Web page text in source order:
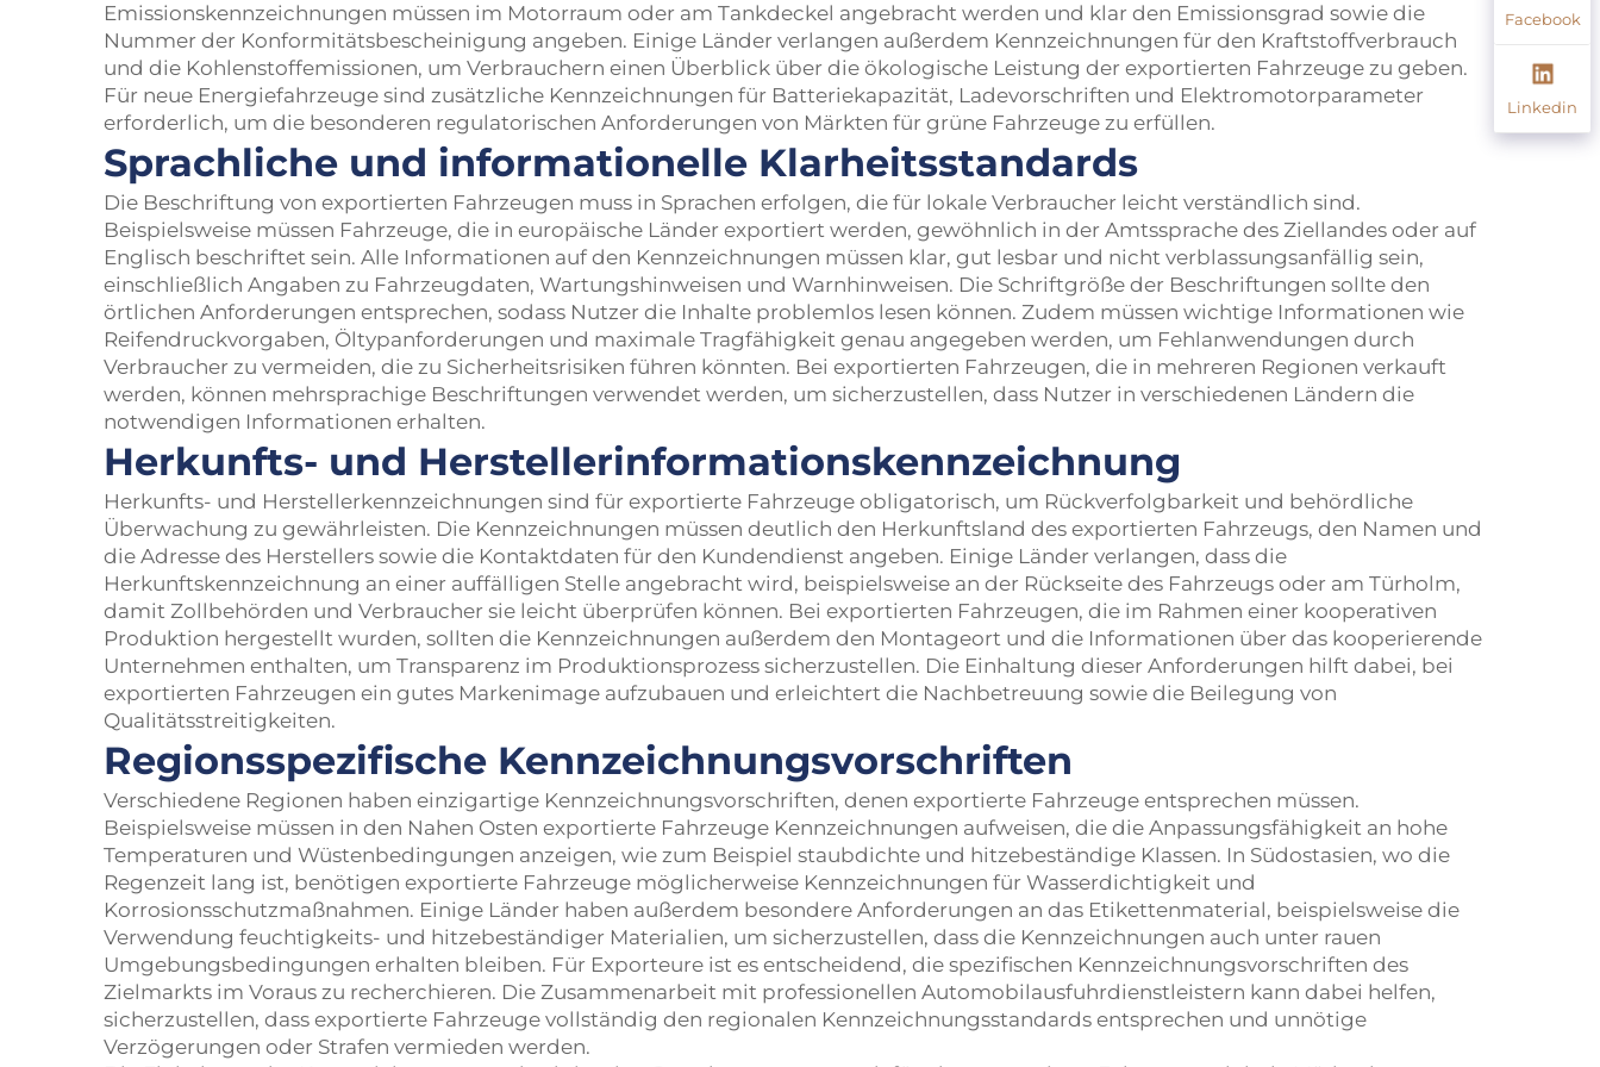
Emissionskennzeichnungen müssen im Motorraum oder am Tankdeckel angebracht werden und klar den Emissionsgrad sowie die
Nummer der Konformitätsbescheinigung angeben. Einige Länder verlangen außerdem Kennzeichnungen für den Kraftstoffverbrauch
und die Kohlenstoffemissionen, um Verbrauchern einen Überblick über die ökologische Leistung der exportierten Fahrzeuge zu geben.
Für neue Energiefahrzeuge sind zusätzliche Kennzeichnungen für Batteriekapazität, Ladevorschriften und Elektromotorparameter
erforderlich, um die besonderen regulatorischen Anforderungen von Märkten für grüne Fahrzeuge zu erfüllen.
Sprachliche und informationelle Klarheitsstandards
Die Beschriftung von exportierten Fahrzeugen muss in Sprachen erfolgen, die für lokale Verbraucher leicht verständlich sind.
Beispielsweise müssen Fahrzeuge, die in europäische Länder exportiert werden, gewöhnlich in der Amtssprache des Ziellandes oder auf
Englisch beschriftet sein. Alle Informationen auf den Kennzeichnungen müssen klar, gut lesbar und nicht verblassungsanfällig sein,
einschließlich Angaben zu Fahrzeugdaten, Wartungshinweisen und Warnhinweisen. Die Schriftgröße der Beschriftungen sollte den
örtlichen Anforderungen entsprechen, sodass Nutzer die Inhalte problemlos lesen können. Zudem müssen wichtige Informationen wie
Reifendruckvorgaben, Öltypanforderungen und maximale Tragfähigkeit genau angegeben werden, um Fehlanwendungen durch
Verbraucher zu vermeiden, die zu Sicherheitsrisiken führen könnten. Bei exportierten Fahrzeugen, die in mehreren Regionen verkauft
werden, können mehrsprachige Beschriftungen verwendet werden, um sicherzustellen, dass Nutzer in verschiedenen Ländern die
notwendigen Informationen erhalten.
Herkunfts- und Herstellerinformationskennzeichnung
Herkunfts- und Herstellerkennzeichnungen sind für exportierte Fahrzeuge obligatorisch, um Rückverfolgbarkeit und behördliche
Überwachung zu gewährleisten. Die Kennzeichnungen müssen deutlich den Herkunftsland des exportierten Fahrzeugs, den Namen und
die Adresse des Herstellers sowie die Kontaktdaten für den Kundendienst angeben. Einige Länder verlangen, dass die
Herkunftskennzeichnung an einer auffälligen Stelle angebracht wird, beispielsweise an der Rückseite des Fahrzeugs oder am Türholm,
damit Zollbehörden und Verbraucher sie leicht überprüfen können. Bei exportierten Fahrzeugen, die im Rahmen einer kooperativen
Produktion hergestellt wurden, sollten die Kennzeichnungen außerdem den Montageort und die Informationen über das kooperierende
Unternehmen enthalten, um Transparenz im Produktionsprozess sicherzustellen. Die Einhaltung dieser Anforderungen hilft dabei, bei
exportierten Fahrzeugen ein gutes Markenimage aufzubauen und erleichtert die Nachbetreuung sowie die Beilegung von
Qualitätsstreitigkeiten.
Regionsspezifische Kennzeichnungsvorschriften
Verschiedene Regionen haben einzigartige Kennzeichnungsvorschriften, denen exportierte Fahrzeuge entsprechen müssen.
Beispielsweise müssen in den Nahen Osten exportierte Fahrzeuge Kennzeichnungen aufweisen, die die Anpassungsfähigkeit an hohe
Temperaturen und Wüstenbedingungen anzeigen, wie zum Beispiel staubdichte und hitzebeständige Klassen. In Südostasien, wo die
Regenzeit lang ist, benötigen exportierte Fahrzeuge möglicherweise Kennzeichnungen für Wasserdichtigkeit und
Korrosionsschutzmaßnahmen. Einige Länder haben außerdem besondere Anforderungen an das Etikettenmaterial, beispielsweise die
Verwendung feuchtigkeits- und hitzebeständiger Materialien, um sicherzustellen, dass die Kennzeichnungen auch unter rauen
Umgebungsbedingungen erhalten bleiben. Für Exporteure ist es entscheidend, die spezifischen Kennzeichnungsvorschriften des
Zielmarkts im Voraus zu recherchieren. Die Zusammenarbeit mit professionellen Automobilausfuhrdienstleistern kann dabei helfen,
sicherzustellen, dass exportierte Fahrzeuge vollständig den regionalen Kennzeichnungsstandards entsprechen und unnötige
Verzögerungen oder Strafen vermieden werden.
Facebook
Linkedin